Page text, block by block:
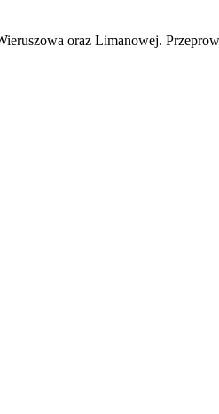
oraz Limanowej.